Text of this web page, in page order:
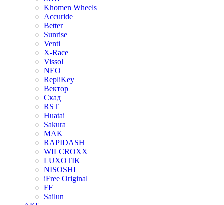
Khomen Wheels
Accuride
Better
Sunrise
Venti
X-Race
Vissol
NEO
RepliKey
Вектор
Скад
RST
Huatai
Sakura
MAK
RAPIDASH
WILCROXX
LUXOTIK
NISOSHI
iFree Original
FF
Sailun